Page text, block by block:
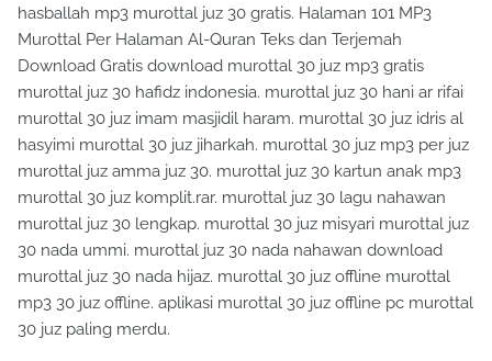
hasballah mp3 murottal juz 30 gratis. Halaman 101 MP3
Murottal Per Halaman Al-Quran Teks dan Terjemah
Download Gratis download murottal 30 juz mp3 gratis
murottal juz 30 hafidz indonesia. murottal juz 30 hani ar rifai
murottal 30 juz imam masjidil haram. murottal 30 juz idris al
hasyimi murottal 30 juz jiharkah. murottal 30 juz mp3 per juz
murottal juz amma juz 30. murottal juz 30 kartun anak mp3
murottal 30 juz komplit.rar. murottal juz 30 lagu nahawan
murottal juz 30 lengkap. murottal 30 juz misyari murottal juz
30 nada ummi. murottal juz 30 nada nahawan download
murottal juz 30 nada hijaz. murottal 30 juz offline murottal
mp3 30 juz offline. aplikasi murottal 30 juz offline pc murottal
30 juz paling merdu.